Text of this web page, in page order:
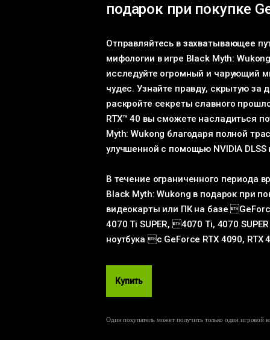
подарок при покупке
Отправляйтесь в захватывающее
мифологии в игре Black Myth:
исследуйте огромный и чарующий
чудес. Узнайте правду, скрытую за
раскройте секреты славного
RTX™ 40 вы сможете насладиться
Myth: Wukong благодаря полной
улучшенной с помощью NVIDIA DLSS
В течение ограниченного периода
Black Myth: Wukong в подарок при
видеокарты или ПК на базе
4070 Ti SUPER, 4070 Ti, 4070
ноутбука с GeForce RTX 4090, RTX
Купить
Один покупатель может получить только один игровой